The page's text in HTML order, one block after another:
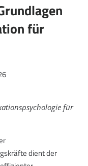
für
für
dient der